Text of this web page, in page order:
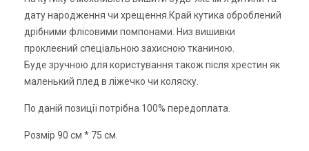
дату народження чи хрещення.Край кутика оброблений
дрібними флісовими помпонами. Низ вишивки
проклеєний спеціальною захисною тканиною.
Буде зручною для користування також після хрестин як
маленький плед в ліжечко чи коляску.
По даній позиції потрібна 100% передоплата.
Розмір 90 см * 75 см.